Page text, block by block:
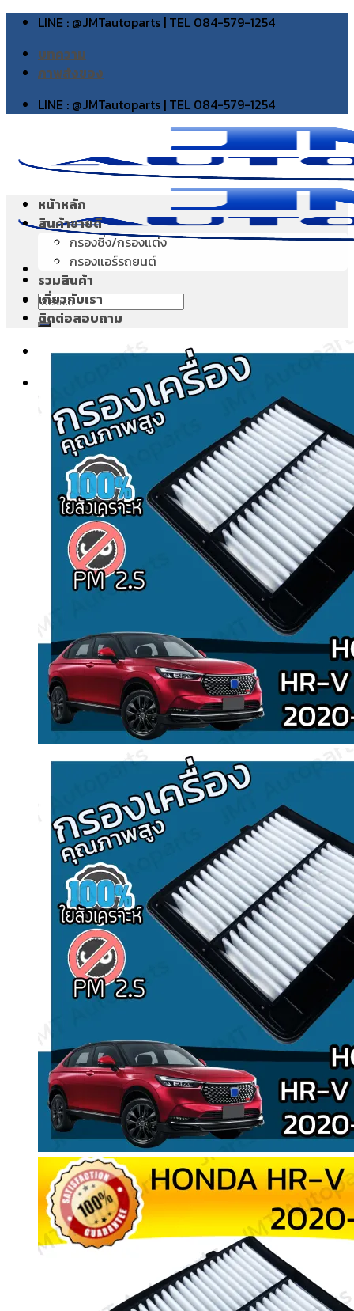
Skip
content
LINE : @JMTautoparts | TEL 084-579-1254
บทความ
ภาพส่งของ
LINE : @JMTautoparts | TEL 084-579-1254
Search
for:
หน้าหลัก
สินค้าขายดี
กรองซิ่ง/กรองแต่ง
กรองแอร์รถยนต์
รวมสินค้า
เกี่ยวกับเรา
ติดต่อสอบถาม